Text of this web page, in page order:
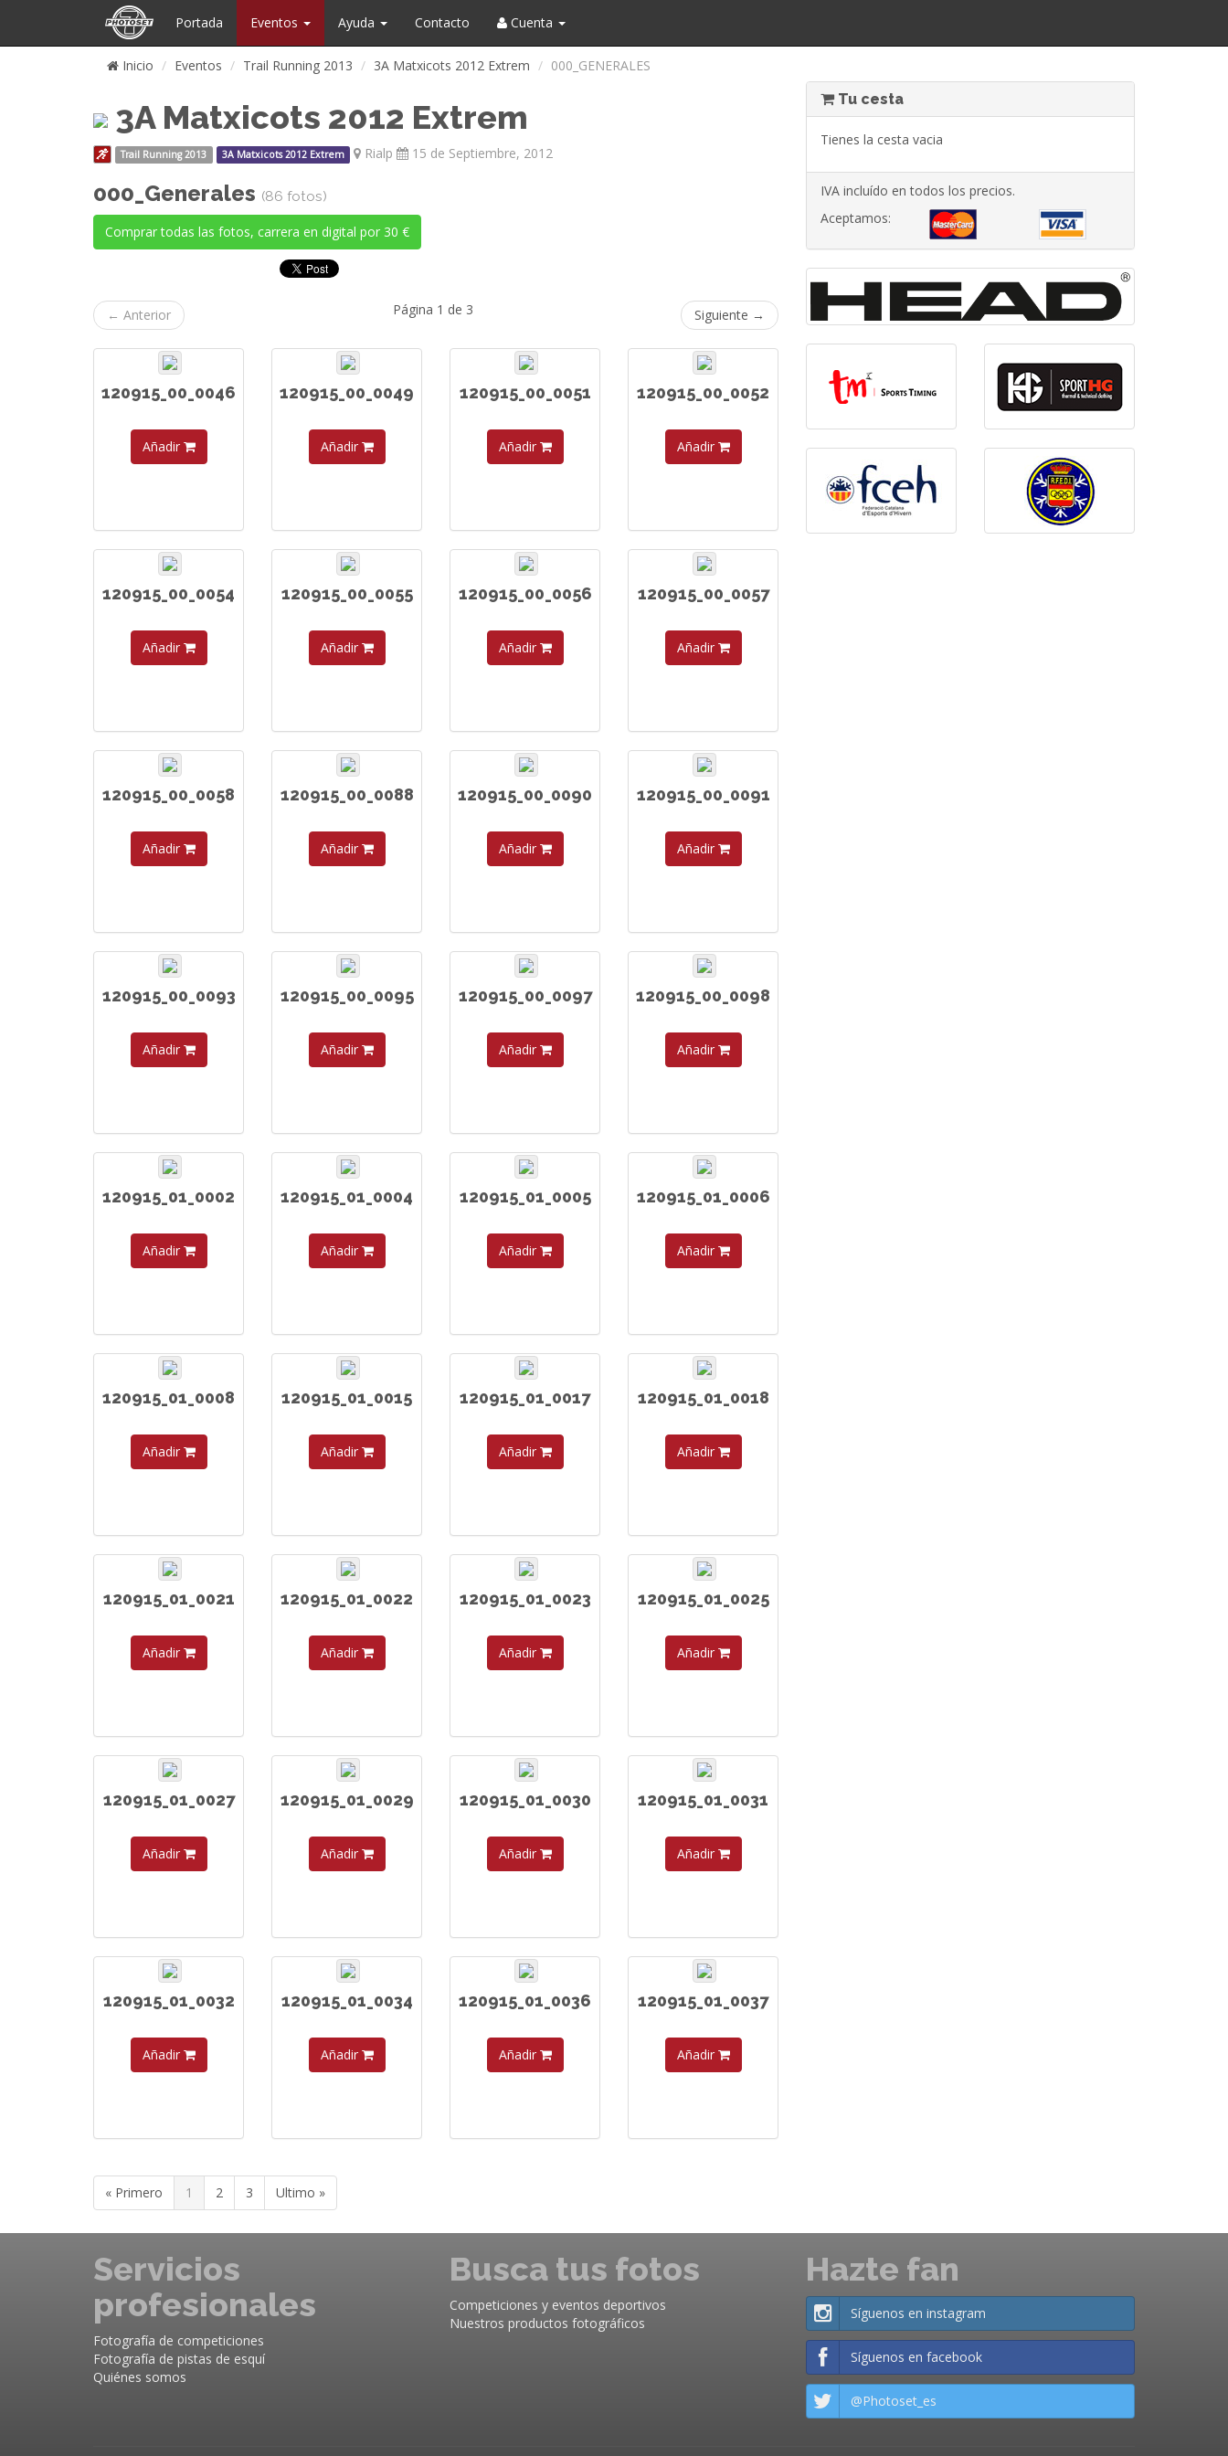
Portada Eventos Ayuda Contacto Cuenta
Inicio Eventos Trail Running 2013 3A Matxicots 2012 Extrem 000_GENERALES
3A Matxicots 2012 Extrem
Trail Running 2013 3A Matxicots 2012 Extrem Rialp 15 de Septiembre, 2012
000_Generales (86 fotos)
Comprar todas las fotos, carrera en digital por 30 €
← Anterior Página 1 de 3 Siguiente →
120915_00_0046
Añadir
120915_00_0049
Añadir
120915_00_0051
Añadir
120915_00_0052
Añadir
120915_00_0054
Añadir
120915_00_0055
Añadir
120915_00_0056
Añadir
120915_00_0057
Añadir
120915_00_0058
Añadir
120915_00_0088
Añadir
120915_00_0090
Añadir
120915_00_0091
Añadir
120915_00_0093
Añadir
120915_00_0095
Añadir
120915_00_0097
Añadir
120915_00_0098
Añadir
120915_01_0002
Añadir
120915_01_0004
Añadir
120915_01_0005
Añadir
120915_01_0006
Añadir
120915_01_0008
Añadir
120915_01_0015
Añadir
120915_01_0017
Añadir
120915_01_0018
Añadir
120915_01_0021
Añadir
120915_01_0022
Añadir
120915_01_0023
Añadir
120915_01_0025
Añadir
120915_01_0027
Añadir
120915_01_0029
Añadir
120915_01_0030
Añadir
120915_01_0031
Añadir
120915_01_0032
Añadir
120915_01_0034
Añadir
120915_01_0036
Añadir
120915_01_0037
Añadir
« Primero 1 2 3 Ultimo »
Tu cesta
Tienes la cesta vacia
IVA incluído en todos los precios.
Aceptamos:
Servicios
profesionales
Fotografía de competiciones
Fotografía de pistas de esquí
Quiénes somos
Busca tus fotos
Competiciones y eventos deportivos
Nuestros productos fotográficos
Hazte fan
Síguenos en instagram
Síguenos en facebook
@Photoset_es